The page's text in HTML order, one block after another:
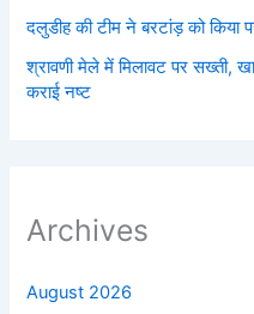
दलुडीह की टीम ने बरटांड़ को किया
श्रावणी मेले में मिलावट पर सख्ती,
कराई नष्ट
Archives
August 2026